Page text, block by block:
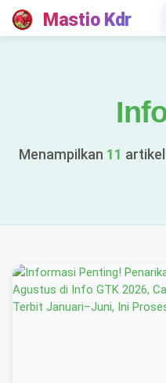
Mastio Kdr
Menampilkan 11